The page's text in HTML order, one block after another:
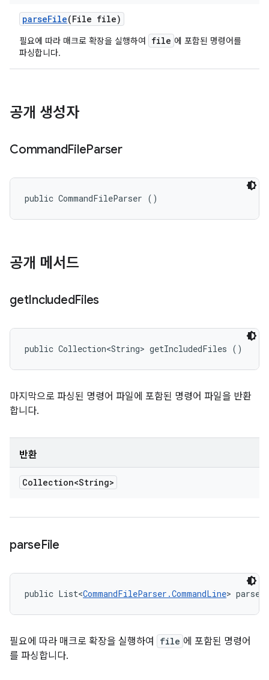
parseFile(File file)
필요에 따라 매크로 확장을 실행하여 file 에 포함된 명령어를
파싱합니다.
공개 생성자
CommandFileParser
public CommandFileParser ()
공개 메서드
getIncludedFiles
public Collection<String> getIncludedFiles ()
마지막으로 파싱된 명령어 파일에 포함된 명령어 파일을 반환
합니다.
반환
Collection<String>
parseFile
public List<CommandFileParser.CommandLine>
필요에 따라 매크로 확장을 실행하여 file 에 포함된 명령어
를 파싱합니다.